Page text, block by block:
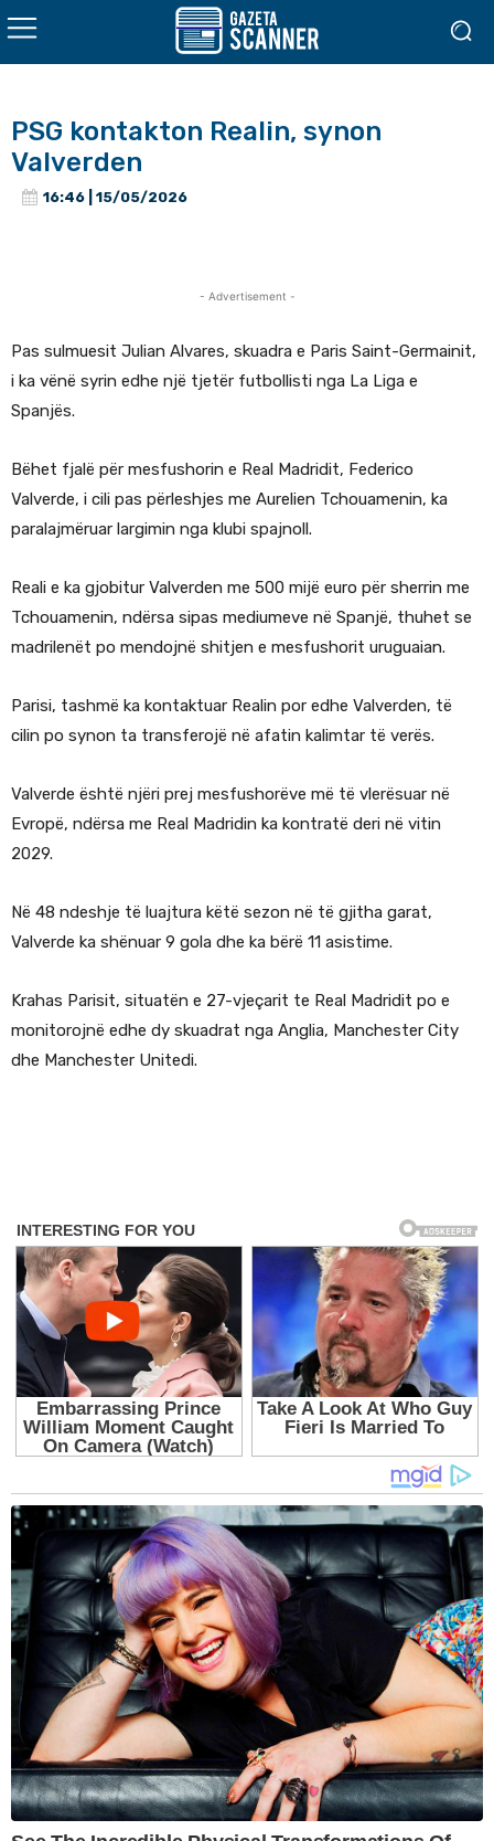
PSG kontakton Realin, synon
Valverden
16:46 | 15/05/2026
- Advertisement -
Pas sulmuesit Julian Alvares, skuadra e Paris Saint-Germainit,
i ka vënë syrin edhe një tjetër futbollisti nga La Liga e
Spanjës.
Bëhet fjalë për mesfushorin e Real Madridit, Federico
Valverde, i cili pas përleshjes me Aurelien Tchouamenin, ka
paralajmëruar largimin nga klubi spajnoll.
Reali e ka gjobitur Valverden me 500 mijë euro për sherrin me
Tchouamenin, ndërsa sipas mediumeve në Spanjë, thuhet se
madrilenët po mendojnë shitjen e mesfushorit uruguaian.
Parisi, tashmë ka kontaktuar Realin por edhe Valverden, të
cilin po synon ta transferojë në afatin kalimtar të verës.
Valverde është njëri prej mesfushorëve më të vlerësuar në
Evropë, ndërsa me Real Madridin ka kontratë deri në vitin
2029.
Në 48 ndeshje të luajtura këtë sezon në të gjitha garat,
Valverde ka shënuar 9 gola dhe ka bërë 11 asistime.
Krahas Parisit, situatën e 27-vjeçarit te Real Madridit po e
monitorojnë edhe dy skuadrat nga Anglia, Manchester City
dhe Manchester Unitedi.